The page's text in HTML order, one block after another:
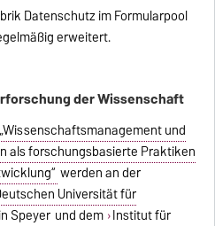
Datenschutz im Formularpool
erweitert.
der Wissenschaft
und
als forschungsbasierte Praktiken
werden an der
Universität für
Speyer und dem Institut für